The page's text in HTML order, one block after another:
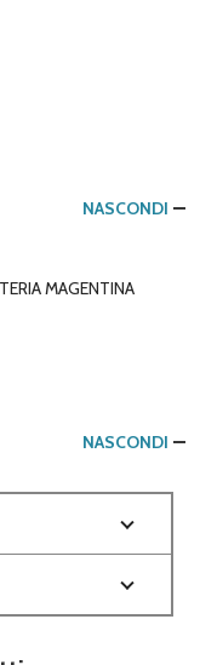
NASCONDI
MAGENTINA
NASCONDI